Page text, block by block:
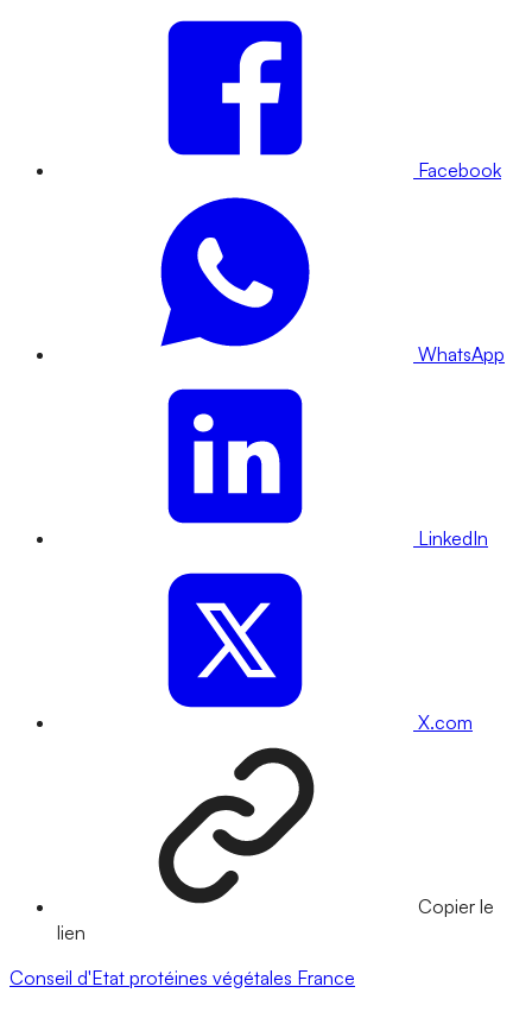
Facebook
WhatsApp
LinkedIn
X.com
Copier le
lien
Conseil d'Etat protéines végétales France